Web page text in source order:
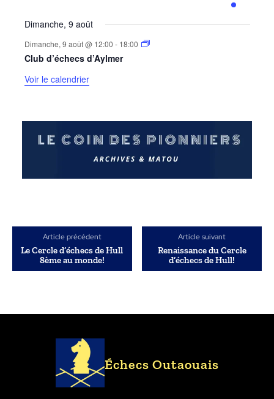
évènements
Dimanche, 9 août
Dimanche, 9 août @ 12:00 - 18:00
Club d’échecs d’Aylmer
Voir le calendrier
Article précédent
Le Cercle d’échecs de Hull
8ème au monde!
Article suivant
Renaissance du Cercle
d’échecs de Hull!
Échecs Outaouais